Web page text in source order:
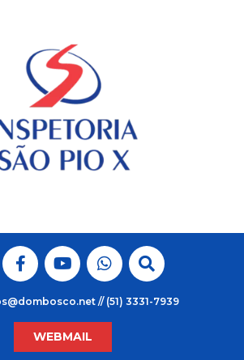
// (51) 3331-7939
WEBMAIL